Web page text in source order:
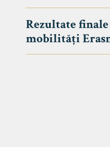
Rezultate
mobilități